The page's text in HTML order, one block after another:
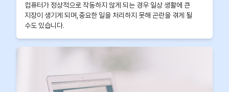
컴퓨터가 정상적으로 작동하지 않게 되는 경우 일상 생활에 큰
지장이 생기게 되며,중요한 일을 처리하지 못해 곤란을 겪게 될
수도 있습니다.